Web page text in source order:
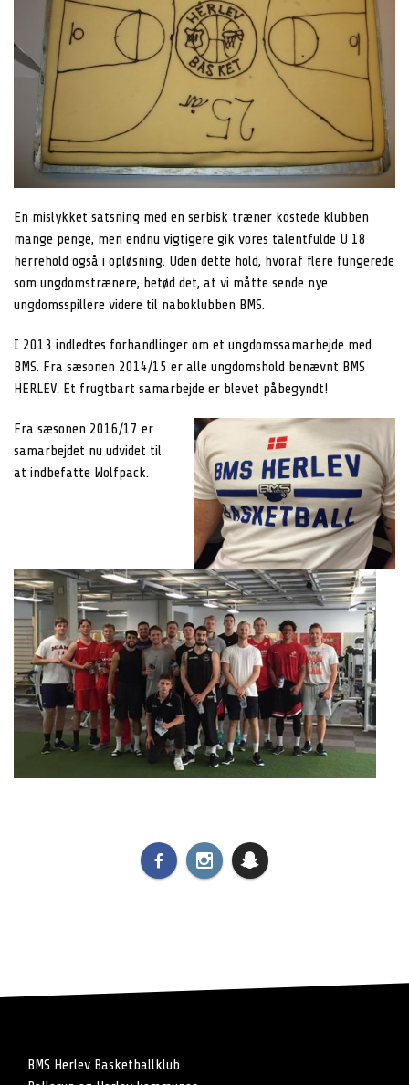
En mislykket satsning med en serbisk træner kostede klubben
mange penge, men endnu vigtigere gik vores talentfulde U 18
herrehold også i opløsning. Uden dette hold, hvoraf flere fungerede
som ungdomstrænere, betød det, at vi måtte sende nye
ungdomsspillere videre til naboklubben BMS.
I 2013 indledtes forhandlinger om et ungdomssamarbejde med
BMS. Fra sæsonen 2014/15 er alle ungdomshold benævnt BMS
HERLEV. Et frugtbart samarbejde er blevet påbegyndt!
Fra sæsonen 2016/17 er
samarbejdet nu udvidet til
at indbefatte Wolfpack.
BMS Herlev Basketballklub